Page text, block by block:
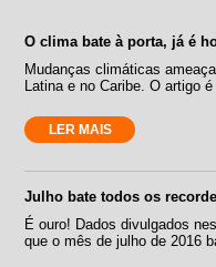
O clima bate à porta, já é
Mudanças climáticas
Latina e no Caribe. O artigo
LER MAIS
Julho bate todos os
É ouro! Dados divulgados
que o mês de julho de 2016